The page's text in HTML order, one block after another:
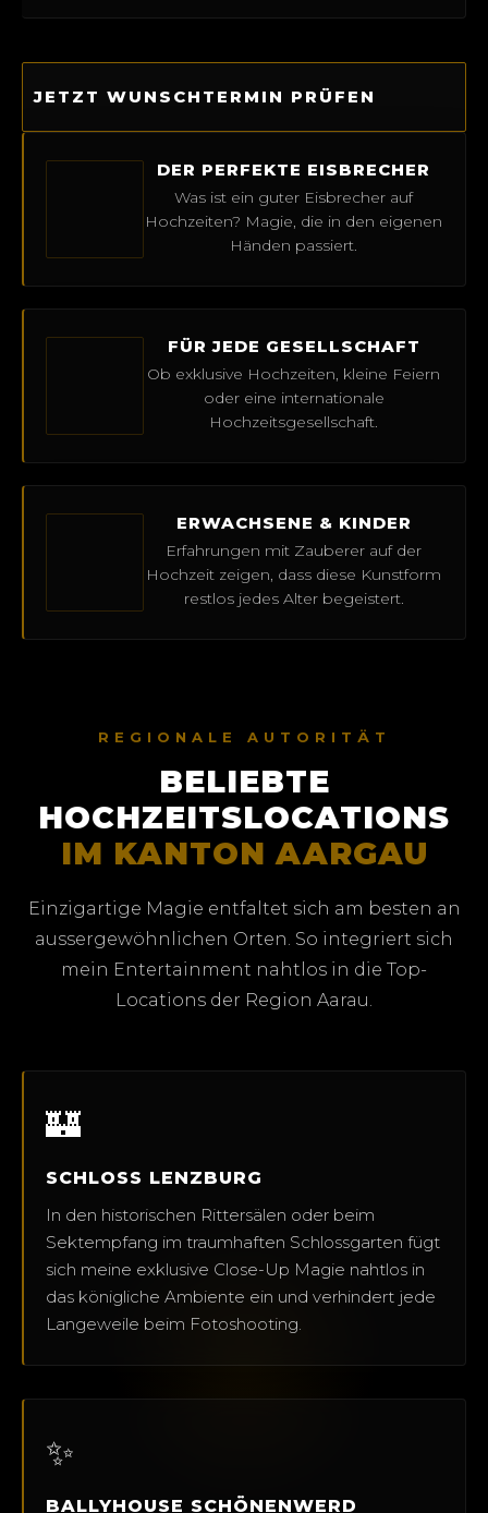
JETZT WUNSCHTERMIN PRÜFEN
DER PERFEKTE EISBRECHER
Was ist ein guter Eisbrecher auf
Hochzeiten? Magie, die in den eigenen
Händen passiert.
FÜR JEDE GESELLSCHAFT
Ob exklusive Hochzeiten, kleine Feiern
oder eine internationale
Hochzeitsgesellschaft.
ERWACHSENE & KINDER
Erfahrungen mit Zauberer auf der
Hochzeit zeigen, dass diese Kunstform
restlos jedes Alter begeistert.
REGIONALE AUTORITÄT
BELIEBTE
HOCHZEITSLOCATIONS
IM KANTON AARGAU
Einzigartige Magie entfaltet sich am besten an
aussergewöhnlichen Orten. So integriert sich
mein Entertainment nahtlos in die Top-
Locations der Region Aarau.
🏰
SCHLOSS LENZBURG
In den historischen Rittersälen oder beim
Sektempfang im traumhaften Schlossgarten fügt
sich meine exklusive Close-Up Magie nahtlos in
das königliche Ambiente ein und verhindert jede
Langeweile beim Fotoshooting.
✨
BALLYHOUSE SCHÖNENWERD